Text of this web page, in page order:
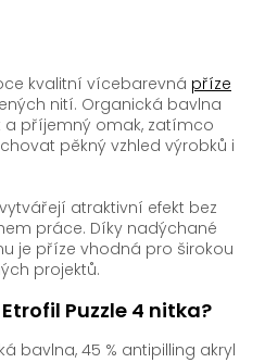
kvalitní vícebarevná příze
nití. Organická bavlna
příjemný omak, zatímco
pěkný vzhled výrobků i
atraktivní efekt bez
práce. Díky nadýchané
je příze vhodná pro širokou
projektů.
Puzzle 4 nitka?
bavlna, 45 % antipilling akryl